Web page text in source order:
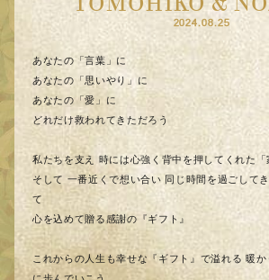
2024.08.25
あなたの「言葉」に
あなたの「思いやり」に
あなたの「愛」に
どれだけ救われてきただろう
私たちを支え 時には心強く背中を押してくれた「
そして 一番近くで想い合い 同じ時間を過ごして
て
心を込めて贈る感謝の『ギフト』
これからの人生も幸せな『ギフト』で溢れる 暖